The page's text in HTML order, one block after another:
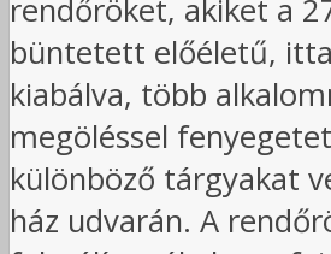
rendőröket, akiket a
büntetett előéletű,
kiabálva, több
megöléssel
különböző tárgyakat
ház udvarán. A